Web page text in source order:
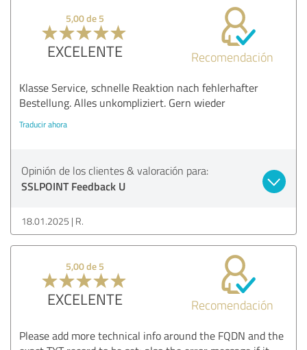
5,00 de 5
EXCELENTE Recomendación
Klasse Service, schnelle Reaktion nach fehlerhafter
Bestellung. Alles unkompliziert. Gern wieder
Traducir ahora
Opinión de los clientes & valoración para:
SSLPOINT Feedback U
18.01.2025 R.
5,00 de 5
EXCELENTE Recomendación
Please add more technical info around the FQDN and the